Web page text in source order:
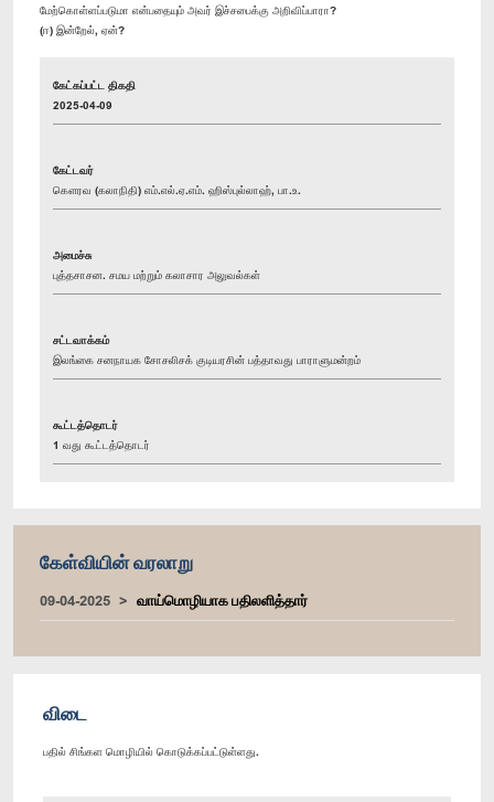
மேற்கொள்ளப்படுமா என்பதையும் அவர் இச்சபைக்கு அறிவிப்பாரா?
(ஈ) இன்றேல், ஏன்?
கேட்கப்பட்ட திகதி
2025-04-09
கேட்டவர்
கௌரவ (கலாநிதி) எம்.எல்.ஏ.எம். ஹிஸ்புல்லாஹ், பா.உ.
அமைச்சு
புத்தசாசன. சமய மற்றும் கலாசார அலுவல்கள்
சட்டவாக்கம்
இலங்கை சனநாயக சோசலிசக் குடியரசின் பத்தாவது பாராளுமன்றம்
கூட்டத்தொடர்
1 வது கூட்டத்தொடர்
கேள்வியின் வரலாறு
09-04-2025 வாய்மொழியாக பதிலளித்தார்
விடை
பதில் சிங்கள மொழியில் கொடுக்கப்பட்டுள்ளது.